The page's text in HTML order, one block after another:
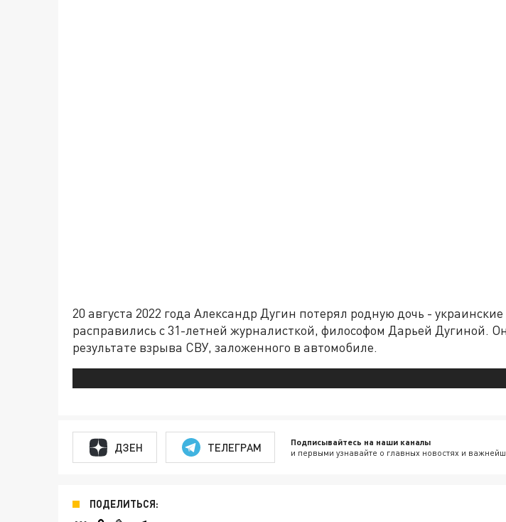
20 августа 2022 года Александр Дугин потерял родную дочь -
расправились с 31-летней журналисткой, философом Дарьей Дугиной.
результате взрыва СВУ, заложенного в автомобиле.
ДЗЕН ТЕЛЕГРАМ Подписывайтесь на наши каналы
и первыми узнавайте о главных новостях и
ПОДЕЛИТЬСЯ: